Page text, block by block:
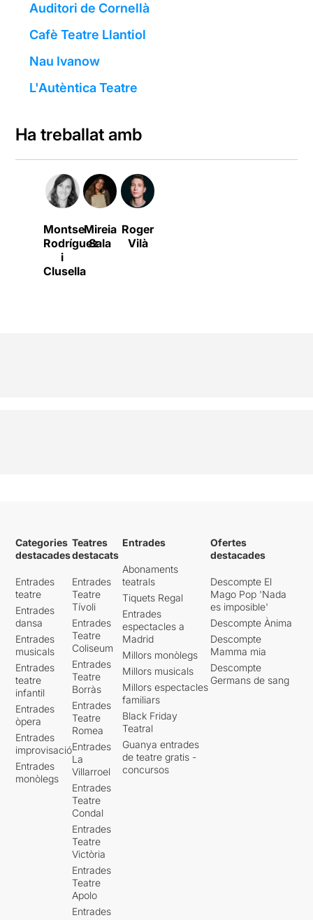
Auditori de Cornellà
Cafè Teatre Llantiol
Nau Ivanow
L'Autèntica Teatre
Ha treballat amb
Montse
Rodríguez
i
Clusella
Mireia
Sala
Roger
Vilà
Categories
destacades
Entrades
teatre
Entrades
dansa
Entrades
musicals
Entrades
teatre
infantil
Entrades
òpera
Entrades
improvisació
Entrades
monòlegs
Teatres
destacats
Entrades
Teatre
Tívoli
Entrades
Teatre
Coliseum
Entrades
Teatre
Borràs
Entrades
Teatre
Romea
Entrades
La
Villarroel
Entrades
Teatre
Condal
Entrades
Teatre
Victòria
Entrades
Teatre
Apolo
Entrades
Entrades
Abonaments
teatrals
Tiquets Regal
Entrades
espectacles a
Madrid
Millors monòlegs
Millors musicals
Millors espectacles
familiars
Black Friday
Teatral
Guanya entrades
de teatre gratis -
concursos
Ofertes
destacades
Descompte El
Mago Pop 'Nada
es imposible'
Descompte Ànima
Descompte
Mamma mia
Descompte
Germans de sang